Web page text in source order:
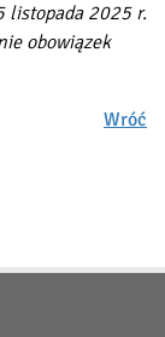
listopada 2025 r.
obowiązek
Wróć